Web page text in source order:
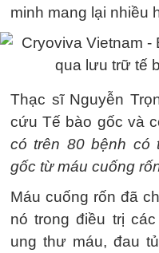
minh mang lại nhiều
Thạc sĩ Nguyễn
cứu Tế bào gốc và
có trên 80 bệnh có
gốc từ máu cuống
Máu cuống rốn đã
nó trong điều trị
ung thư máu, đau